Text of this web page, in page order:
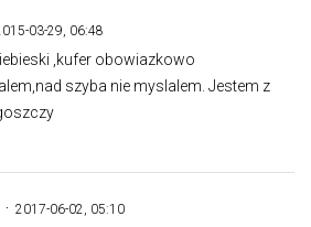
03-29, 06:48
,kufer obowiazkowo
szyba nie myslalem. Jestem z
2017-06-02, 05:10